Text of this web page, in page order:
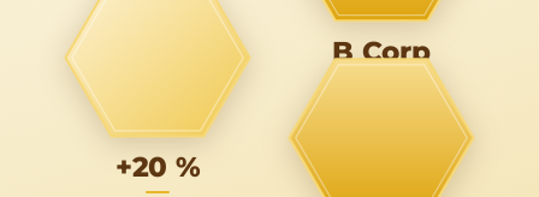
B Corp
zertifiziert: planet
+20 %